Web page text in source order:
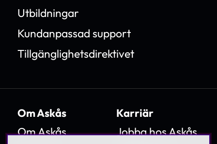
Utbildningar
Kundanpassad support
Tillgänglighetsdirektivet
Om Askås
Om Askås
Karriär
Jobba hos Askås